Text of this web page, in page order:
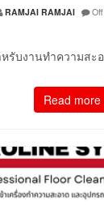
RAMJAI RAMJAI Off
รับงานทำความสะ
Read more